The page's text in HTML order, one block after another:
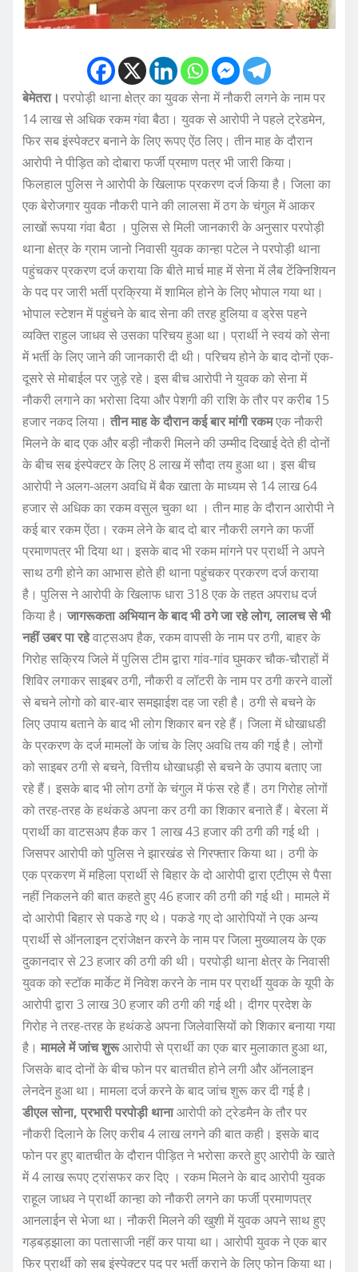
बेमेतरा। परपोड़ी थाना क्षेत्र का युवक सेना में नौकरी लगने के नाम पर
14 लाख से अधिक रकम गंवा बैठा। युवक से आरोपी ने पहले ट्रेडमेन,
फिर सब इंस्पेक्टर बनाने के लिए रूपए ऐंठ लिए। तीन माह के दौरान
आरोपी ने पीड़ित को दोबारा फर्जी प्रमाण पत्र भी जारी किया।
फिलहाल पुलिस ने आरोपी के खिलाफ प्रकरण दर्ज किया है। जिला का
एक बेरोजगार युवक नौकरी पाने की लालसा में ठग के चंगुल में आकर
लाखों रूपया गंवा बैठा । पुलिस से मिली जानकारी के अनुसार परपोड़ी
थाना क्षेत्र के ग्राम जानो निवासी युवक कान्हा पटेल ने परपोड़ी थाना
पहुंचकर प्रकरण दर्ज कराया कि बीते मार्च माह में सेना में लैब टेंक्निशियन
के पद पर जारी भर्ती प्रक्रिया में शामिल होने के लिए भोपाल गया था।
भोपाल स्टेशन में पहुंचने के बाद सेना की तरह हुलिया व ड्रेस पहने
व्यक्ति राहुल जाधव से उसका परिचय हुआ था। प्रार्थी ने स्वयं को सेना
में भर्ती के लिए जाने की जानकारी दी थी। परिचय होने के बाद दोनों एक-
दूसरे से मोबाईल पर जुड़े रहे। इस बीच आरोपी ने युवक को सेना में
नौकरी लगाने का भरोसा दिया और पेशगी की राशि के तौर पर करीब 15
हजार नकद लिया। तीन माह के दौरान कई बार मांगी रकमएक नौकरी
मिलने के बाद एक और बड़ी नौकरी मिलने की उम्मीद दिखाई देते ही दोनों
के बीच सब इंस्पेक्टर के लिए 8 लाख में सौदा तय हुआ था। इस बीच
आरोपी ने अलग-अलग अवधि में बैक खाता के माध्यम से 14 लाख 64
हजार से अधिक का रकम वसुल चुका था । तीन माह के दौरान आरोपी ने
कई बार रकम ऐंठा। रकम लेने के बाद दो बार नौकरी लगने का फर्जी
प्रमाणपत्र भी दिया था। इसके बाद भी रकम मांगने पर प्रार्थी ने अपने
साथ ठगी होने का आभास होते ही थाना पहुंचकर प्रकरण दर्ज कराया
है। पुलिस ने आरोपी के खिलाफ धारा 318 एक के तहत अपराध दर्ज
किया है। जागरूकता अभियान के बाद भी ठगे जा रहे लोग, लालच से भी
नहीं उबर पा रहेवाट्सअप हैक, रकम वापसी के नाम पर ठगी, बाहर के
गिरोह सक्रिय जिले में पुलिस टीम द्वारा गांव-गांव घुमकर चौक-चौराहों में
शिविर लगाकर साइबर ठगी, नौकरी व लॉटरी के नाम पर ठगी करने वालों
से बचने लोगो को बार-बार समझाईश दह जा रही है। ठगी से बचने के
लिए उपाय बताने के बाद भी लोग शिकार बन रहे हैं। जिला में धोखाधडी
के प्रकरण के दर्ज मामलों के जांच के लिए अवधि तय की गई है। लोगों
को साइबर ठगी से बचने, वित्तीय धोखाधड़ी से बचने के उपाय बताए जा
रहे हैं। इसके बाद भी लोग ठगों के चंगुल में फंस रहे हैं। ठग गिरोह लोगों
को तरह-तरह के हथंकडे अपना कर ठगी का शिकार बनाते हैं। बेरला में
प्रार्थी का वाटसअप हैक कर 1 लाख 43 हजार की ठगी की गई थी ।
जिसपर आरोपी को पुलिस ने झारखंड से गिरफ्तार किया था। ठगी के
एक प्रकरण में महिला प्रार्थी से बिहार के दो आरोपी द्वारा एटीएम से पैसा
नहीं निकलने की बात कहते हुए 46 हजार की ठगी की गई थी। मामले में
दो आरोपी बिहार से पकडे गए थे। पकडे गए दो आरोपियों ने एक अन्य
प्रार्थी से ऑनलाइन ट्रांजेक्षन करने के नाम पर जिला मुख्यालय के एक
दुकानदार से 23 हजार की ठगी की थी। परपोड़ी थाना क्षेत्र के निवासी
युवक को स्टॉक मार्केट में निवेश करने के नाम पर प्रार्थी युवक के यूपी के
आरोपी द्वारा 3 लाख 30 हजार की ठगी की गई थी। दीगर प्रदेश के
गिरोह ने तरह-तरह के हथंकडे अपना जिलेवासियों को शिकार बनाया गया
है। मामले में जांच शुरूआरोपी से प्रार्थी का एक बार मुलाकात हुआ था,
जिसके बाद दोनों के बीच फोन पर बातचीत होने लगी और ऑनलाइन
लेनदेन हुआ था। मामला दर्ज करने के बाद जांच शुरू कर दी गई है।
डीएल सोना, प्रभारी परपोड़ी थानाआरोपी को ट्रेडमैन के तौर पर
नौकरी दिलाने के लिए करीब 4 लाख लगने की बात कही। इसके बाद
फोन पर हुए बातचीत के दौरान पीड़ित ने भरोसा करते हुए आरोपी के खाते
में 4 लाख रूपए ट्रांसफर कर दिए । रकम मिलने के बाद आरोपी युवक
राहूल जाधव ने प्रार्थी कान्हा को नौकरी लगने का फर्जी प्रमाणपत्र
आनलाईन से भेजा था। नौकरी मिलने की खुशी में युवक अपने साथ हुए
गड़बड़झाला का पतासाजी नहीं कर पाया था। आरोपी युवक ने एक बार
फिर प्रार्थी को सब इंस्पेक्टर पद पर भर्ती कराने के लिए फोन किया था।